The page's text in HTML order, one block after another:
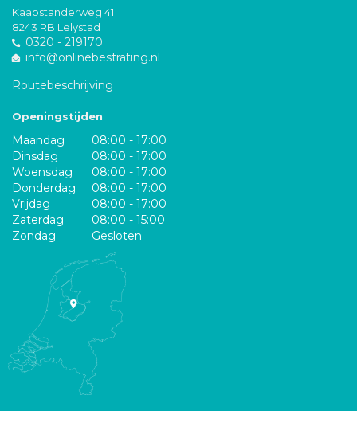
Kaapstanderweg 41
8243 RB Lelystad
0320 - 219170
info@onlinebestrating.nl
Routebeschrijving
Openingstijden
Maandag
08:00 - 17:00
Dinsdag
08:00 - 17:00
Woensdag
08:00 - 17:00
Donderdag
08:00 - 17:00
Vrijdag
08:00 - 17:00
Zaterdag
08:00 - 15:00
Zondag
Gesloten